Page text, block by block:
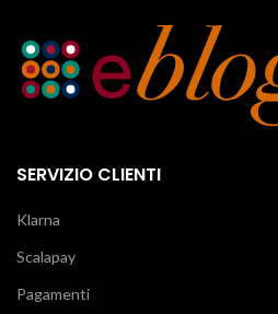
SERVIZIO CLIENTI
Klarna
Scalapay
Pagamenti